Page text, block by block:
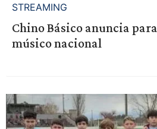
STREAMING
Chino Básico anuncia
músico nacional